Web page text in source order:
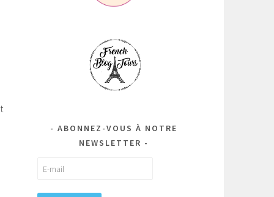
ABONNEZ-VOUS À NOTRE
NEWSLETTER